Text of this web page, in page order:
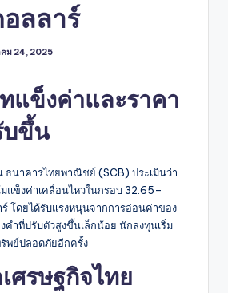
ลลาร์
คม 24, 2025
แข็งค่าและราคา
บขึ้น
ธนาคารไทยพาณิชย์ (SCB) ประเมินว่า
แข็งค่าเคลื่อนไหวในกรอบ 32.65–
โดยได้รับแรงหนุนจากการอ่อนค่าของ
คำที่ปรับตัวสูงขึ้นเล็กน้อย นักลงทุนเริ่ม
พย์ปลอดภัยอีกครั้ง
ศรษฐกิจไทย